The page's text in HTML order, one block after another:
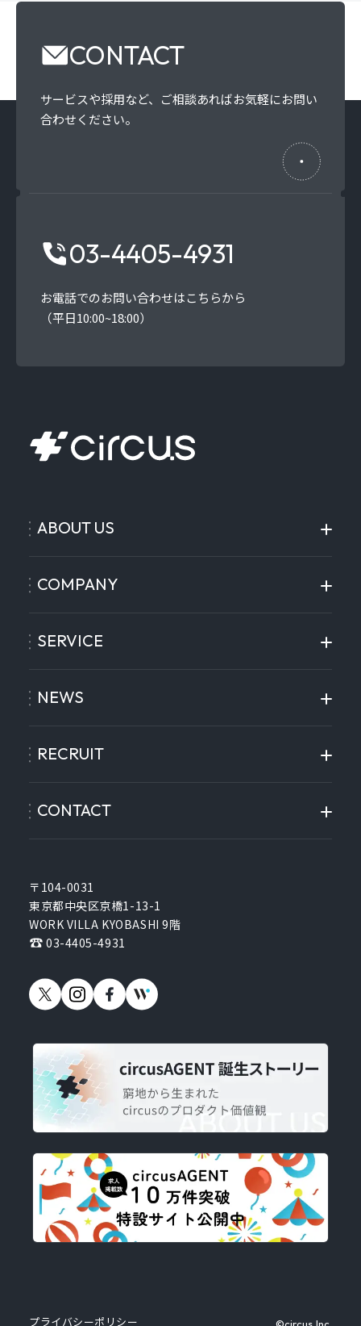
CONTACT
サービスや採用など、 ご相談あればお気軽にお問い
合わせください。
03-4405-4931
お電話でのお問い合わせはこちらから
（平日10:00~18:00）
〒104-0031
東京都中央区京橋1-13-1
WORK VILLA KYOBASHI 9階
03-4405-4931
ABOUT US
COMPANY
SERVICE
NEWS
RECRUIT
CONTACT
プライバシーポリシー ©circus,Inc.